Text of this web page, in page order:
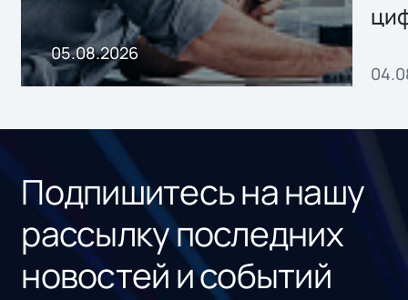
05.08.2026
Подпишитесь на нашу
рассылку последних
новостей и событий